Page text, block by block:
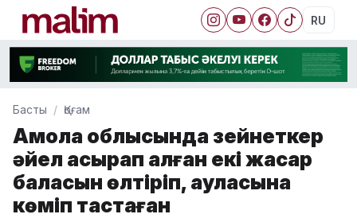
RU
Басты Қоғам
Ақмола облысында зейнеткер
әйел асырап алған екі жасар
баласын өлтіріп, ауласына
көміп тастаған